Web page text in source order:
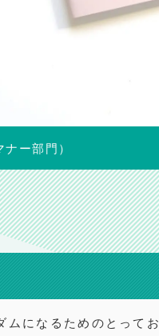
ー部門）
ムになるためのとってお